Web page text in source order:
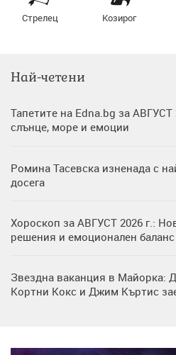
Стрелец Козирог
Най-четени
Тапетите на Edna.bg за
слънце, море и емоции
Ромина Тасевска изненада с
досега
Хороскоп за АВГУСТ 2026 г.:
решения и емоционален баланс
Звездна ваканция в Майорка:
Кортни Кокс и Джим Къртис
Братя Аргирови я изненадаха